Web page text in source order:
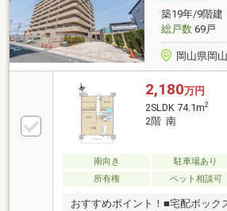
るこだわりが詰まった住まいを、
ださい。皆様からの内見のご予約
おります。
築19年/9階建
総戸数69戸
岡山県岡
2,180万円
2SLDK 74.1m2
2階 南
南向き 駐車場あり
所有権
ペット相談可
おすすめポイント！■宅配ボック